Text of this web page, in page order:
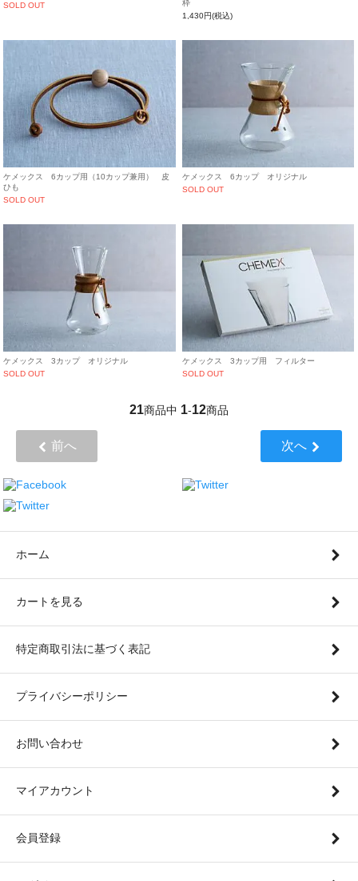
SOLD OUT
枠
1,430円(税込)
ケメックス 6カップ用（10カップ兼用） 皮
ひも
SOLD OUT
ケメックス 6カップ オリジナル
SOLD OUT
ケメックス 3カップ オリジナル
SOLD OUT
ケメックス 3カップ用 フィルター
SOLD OUT
21商品中 1-12商品
前へ 次へ
ホーム
カートを見る
特定商取引法に基づく表記
プライバシーポリシー
お問い合わせ
マイアカウント
会員登録